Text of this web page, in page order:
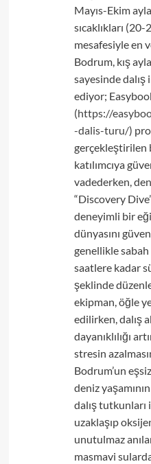
Mayıs-Ekim
sıcaklıkları
mesafesiyle en
Bodrum, kış
sayesinde dalış
ediyor;
(https://
-dalis-turu/)
gerçekleştirilen
katılımcıya
vadederken,
“Discovery
deneyimli bir
dünyasını
genellikle sabah
saatlere kadar
şeklinde
ekipman, öğle
edilirken, dalış
dayanıklılığı
stresin
Bodrum’un
deniz
dalış tutkunları
uzaklaşıp
unutulmaz
masmavi